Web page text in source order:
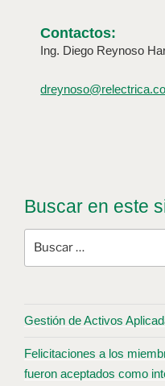
Contactos:
Ing. Diego Reynoso
Buscar en este
Gestión de Activos
Felicitaciones a los
fueron aceptados como